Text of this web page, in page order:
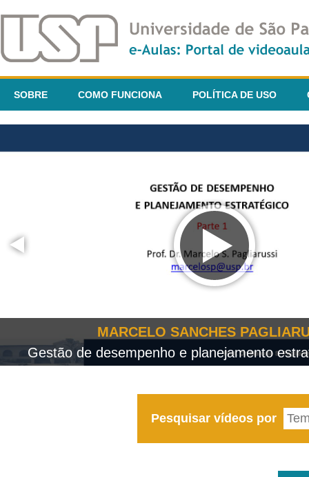
SOBRE COMO FUNCIONA POLÍTICA DE USO
MARCELO SANCHES
Gestão de desempenho e planejamento
Pesquisar vídeos por